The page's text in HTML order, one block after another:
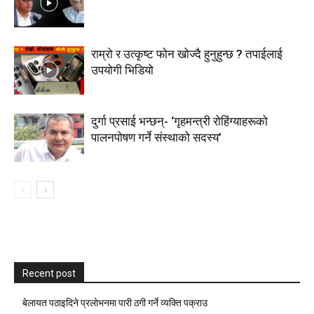
राम्रो र उत्कृष्ट फोन खोज्दै हुनुहुन्छ ? तपाईलाई
उपयोगी भिडियो
दुर्गा प्रसाई भन्छन्- ‘गृहमन्त्री रोहिंग्याहरूको
पालनपोषण गर्ने संस्थाको सदस्य’
Recent post
बेलायत पठाइदिने प्रलाेभनमा पारी ठगी गर्ने व्यक्ति पक्राउ